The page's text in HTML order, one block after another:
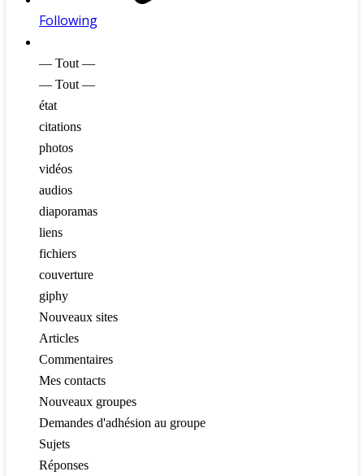
Following
— Tout —
— Tout —
état
citations
photos
vidéos
audios
diaporamas
liens
fichiers
couverture
giphy
Nouveaux sites
Articles
Commentaires
Mes contacts
Nouveaux groupes
Demandes d'adhésion au groupe
Sujets
Réponses